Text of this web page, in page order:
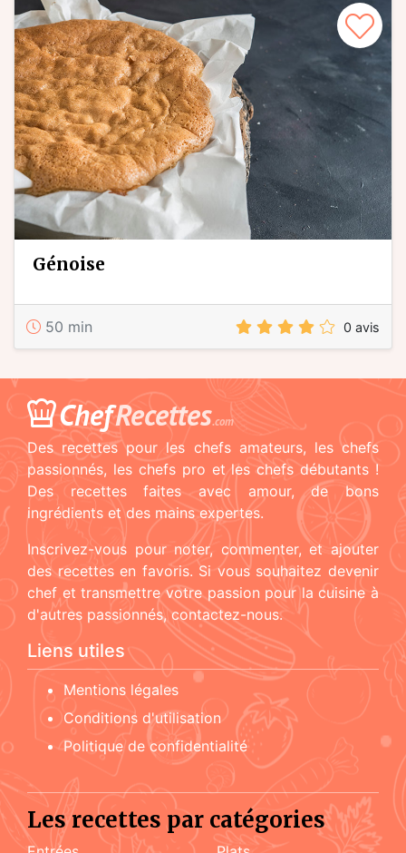
génoise
50 min 0 avis
ChefRecettes.com
Des recettes pour les chefs amateurs, les chefs
passionnés, les chefs pro et les chefs débutants !
Des recettes faites avec amour, de bons
ingrédients et des mains expertes.
Inscrivez-vous pour noter, commenter, et ajouter
des recettes en favoris. Si vous souhaitez devenir
chef et transmettre votre passion pour la cuisine à
d'autres passionnés, contactez-nous.
Liens utiles
Mentions légales
Conditions d'utilisation
Politique de confidentialité
Les recettes par catégories